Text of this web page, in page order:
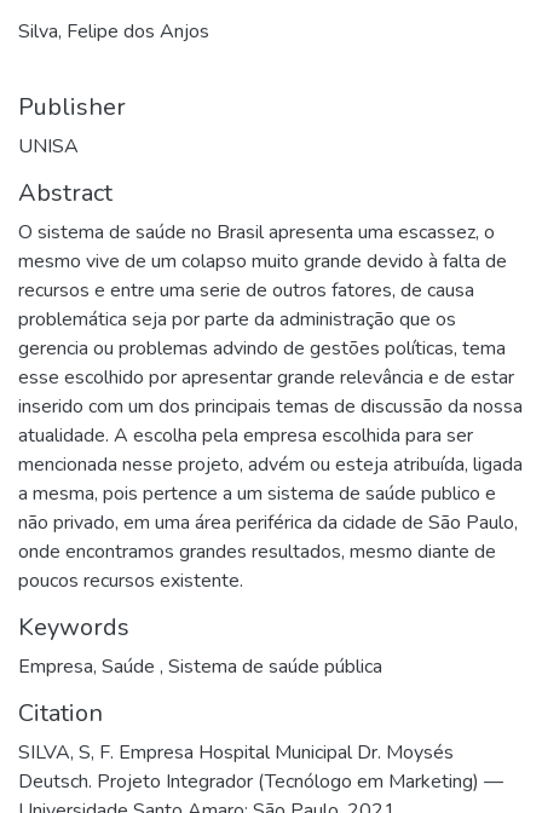
Silva, Felipe dos Anjos
Publisher
UNISA
Abstract
O sistema de saúde no Brasil apresenta uma escassez, o
mesmo vive de um colapso muito grande devido à falta de
recursos e entre uma serie de outros fatores, de causa
problemática seja por parte da administração que os
gerencia ou problemas advindo de gestões políticas, tema
esse escolhido por apresentar grande relevância e de estar
inserido com um dos principais temas de discussão da nossa
atualidade. A escolha pela empresa escolhida para ser
mencionada nesse projeto, advém ou esteja atribuída, ligada
a mesma, pois pertence a um sistema de saúde publico e
não privado, em uma área periférica da cidade de São Paulo,
onde encontramos grandes resultados, mesmo diante de
poucos recursos existente.
Keywords
Empresa, Saúde , Sistema de saúde pública
Citation
SILVA, S, F. Empresa Hospital Municipal Dr. Moysés
Deutsch. Projeto Integrador (Tecnólogo em Marketing) —